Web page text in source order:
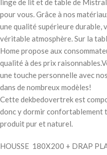
linge de lit et de table de
pour vous. Grâce à nos
une qualité supérieure durable,
véritable atmosphère. Sur la
Home propose aux
qualité à des prix
une touche personnelle avec
dans de nombreux modèles!
Cette dekbedovertrek est
donc y dormir confortablement
produit pur et naturel.
HOUSSE 180X200 + DRAP